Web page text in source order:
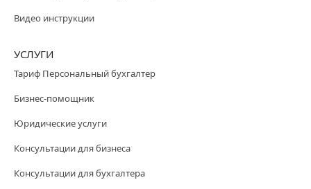
Видео инструкции
УСЛУГИ
Тариф Персональный бухгалтер
Бизнес-помощник
Юридические услуги
Консультации для бизнеса
Консультации для бухгалтера